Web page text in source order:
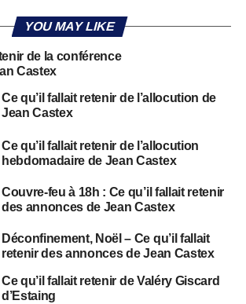
YOU MAY LIKE
de la conférence
Castex
Ce qu’il fallait retenir de l’allocution de
Jean Castex
Ce qu’il fallait retenir de l’allocution
hebdomadaire de Jean Castex
Couvre-feu à 18h : Ce qu’il fallait retenir
des annonces de Jean Castex
Déconfinement, Noël – Ce qu’il fallait
retenir des annonces de Jean Castex
Ce qu’il fallait retenir de Valéry Giscard
d’Estaing